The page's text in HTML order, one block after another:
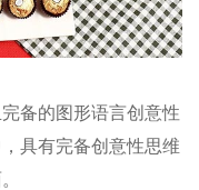
备的图形语言创意性
具有完备创意性思维